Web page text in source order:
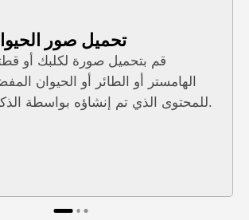
تحميل صور
قم بتحميل صورة لكلبك أو
الهامستر أو الطائر أو الحيوان
للمحتوى الذي تم إنشاؤه بواسطة الذكاء الاصطناعي.